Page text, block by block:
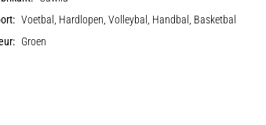
Voetbal, Hardlopen, Volleybal, Handbal, Basketbal
Groen